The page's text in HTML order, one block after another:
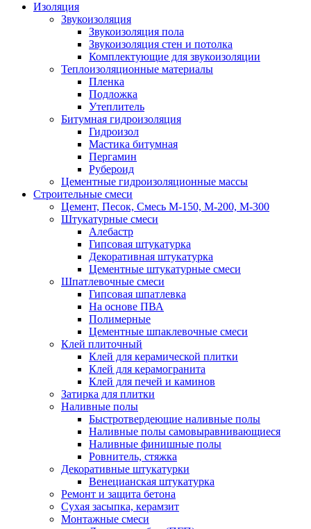
Изоляция
Звукоизоляция
Звукоизоляция пола
Звукоизоляция стен и потолка
Комплектующие для звукоизоляции
Теплоизоляционные материалы
Пленка
Подложка
Утеплитель
Битумная гидроизоляция
Гидроизол
Мастика битумная
Пергамин
Рубероид
Цементные гидроизоляционные массы
Строительные смеси
Цемент, Песок, Смесь М-150, М-200, М-300
Штукатурные смеси
Алебастр
Гипсовая штукатурка
Декоративная штукатурка
Цементные штукатурные смеси
Шпатлевочные смеси
Гипсовая шпатлевка
На основе ПВА
Полимерные
Цементные шпаклевочные смеси
Клей плиточный
Клей для керамической плитки
Клей для керамогранита
Клей для печей и каминов
Затирка для плитки
Наливные полы
Быстротвердеющие наливные полы
Наливные полы самовыравнивающиеся
Наливные финишные полы
Ровнитель, стяжка
Декоративные штукатурки
Венецианская штукатурка
Ремонт и защита бетона
Сухая засыпка, керамзит
Монтажные смеси